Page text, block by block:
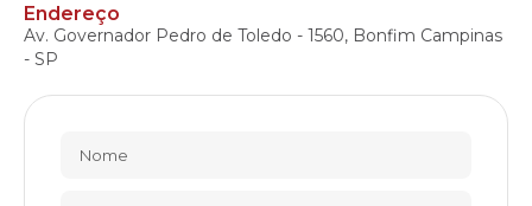
Endereço
Av. Governador Pedro de Toledo - 1560, Bonfim Campinas
- SP